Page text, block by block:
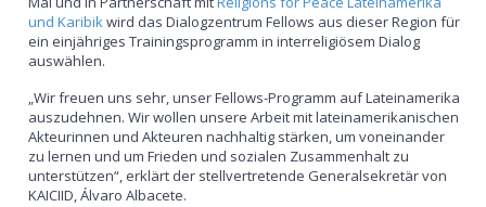
und Karibikwird das Dialogzentrum Fellows aus dieser Region für
ein einjähriges Trainingsprogramm in interreligiösem Dialog
auswählen.
„Wir freuen uns sehr, unser Fellows-Programm auf Lateinamerika
auszudehnen. Wir wollen unsere Arbeit mit lateinamerikanischen
Akteurinnen und Akteuren nachhaltig stärken, um voneinander
zu lernen und um Frieden und sozialen Zusammenhalt zu
unterstützen“, erklärt der stellvertretende Generalsekretär von
KAICIID, Álvaro Albacete.